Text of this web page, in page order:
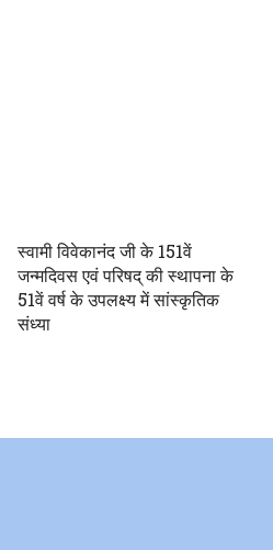
स्वामी विवेकानंद जी के 151वें
जन्मदिवस एवं परिषद् की स्थापना के
51वें वर्ष के उपलक्ष्य में सांस्कृतिक
संध्या